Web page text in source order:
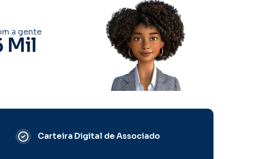
a gente
Mil
Carteira Digital de Associado